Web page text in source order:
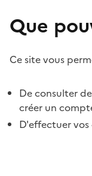
Que
Ce site vous
De consulter
créer un
D'effectuer